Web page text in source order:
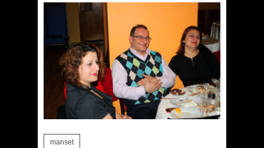
manset